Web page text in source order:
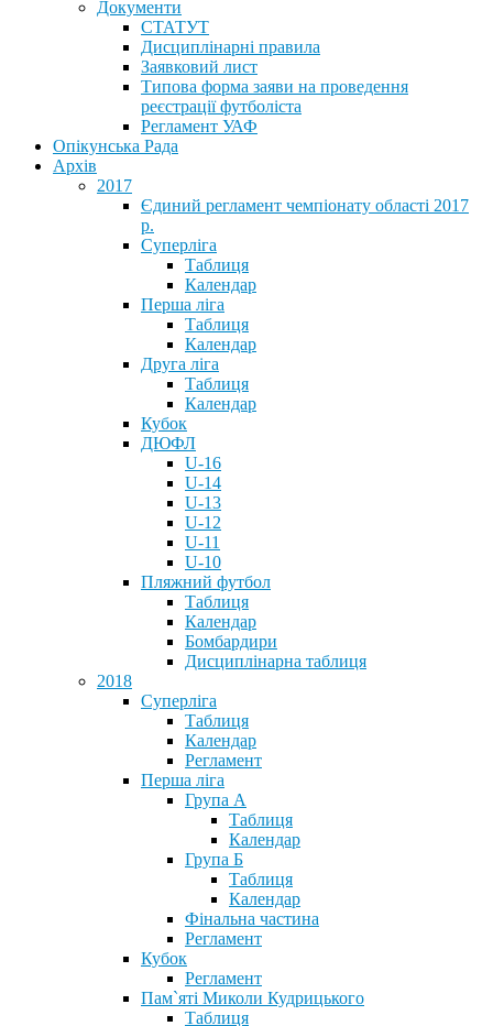
Документи
СТАТУТ
Дисциплінарні правила
Заявковий лист
Типова форма заяви на проведення
реєстрації футболіста
Регламент УАФ
Опікунська Рада
Архів
2017
Єдиний регламент чемпіонату області 2017
р.
Суперліга
Таблиця
Календар
Перша ліга
Таблиця
Календар
Друга ліга
Таблиця
Календар
Кубок
ДЮФЛ
U-16
U-14
U-13
U-12
U-11
U-10
Пляжний футбол
Таблиця
Календар
Бомбардири
Дисциплінарна таблиця
2018
Суперліга
Таблиця
Календар
Регламент
Перша ліга
Група А
Таблиця
Календар
Група Б
Таблиця
Календар
Фінальна частина
Регламент
Кубок
Регламент
Пам`яті Миколи Кудрицького
Таблиця